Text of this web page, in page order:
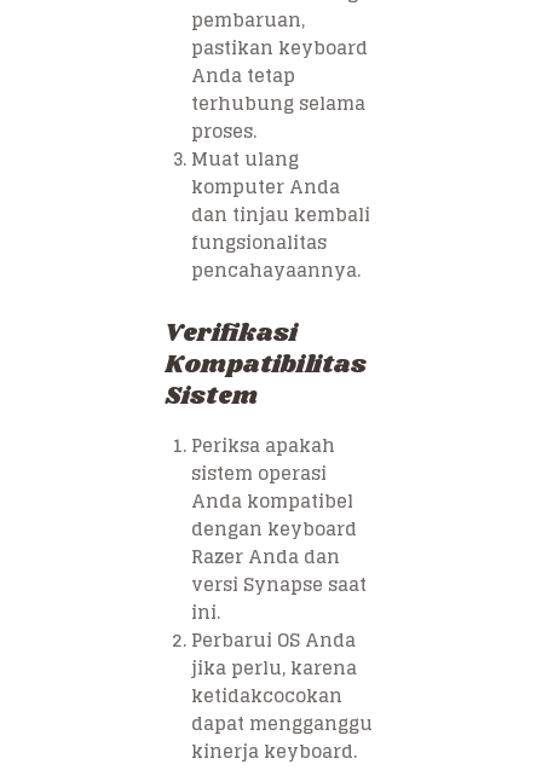
pembaruan,
pastikan keyboard
Anda tetap
terhubung selama
proses.
Muat ulang
komputer Anda
dan tinjau kembali
fungsionalitas
pencahayaannya.
Verifikasi
Kompatibilitas
Sistem
Periksa apakah
sistem operasi
Anda kompatibel
dengan keyboard
Razer Anda dan
versi Synapse saat
ini.
Perbarui OS Anda
jika perlu, karena
ketidakcocokan
dapat mengganggu
kinerja keyboard.